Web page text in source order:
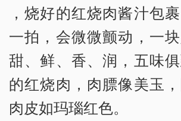
，烧好的红烧肉酱汁包
一拍，会微微颤动，一块
甜、鲜、香、润，五味
的红烧肉，肉膘像美玉
肉皮如玛瑙红色。